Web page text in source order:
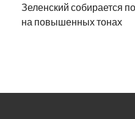
Зеленский собирается
на повышенных тонах